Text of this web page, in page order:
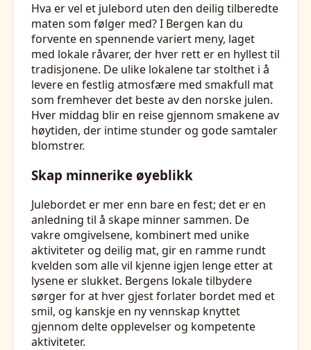
Hva er vel et julebord uten den deilig tilberedte
maten som følger med? I Bergen kan du
forvente en spennende variert meny, laget
med lokale råvarer, der hver rett er en hyllest til
tradisjonene. De ulike lokalene tar stolthet i å
levere en festlig atmosfære med smakfull mat
som fremhever det beste av den norske julen.
Hver middag blir en reise gjennom smakene av
høytiden, der intime stunder og gode samtaler
blomstrer.
Skap minnerike øyeblikk
Julebordet er mer enn bare en fest; det er en
anledning til å skape minner sammen. De
vakre omgivelsene, kombinert med unike
aktiviteter og deilig mat, gir en ramme rundt
kvelden som alle vil kjenne igjen lenge etter at
lysene er slukket. Bergens lokale tilbydere
sørger for at hver gjest forlater bordet med et
smil, og kanskje en ny vennskap knyttet
gjennom delte opplevelser og kompetente
aktiviteter.